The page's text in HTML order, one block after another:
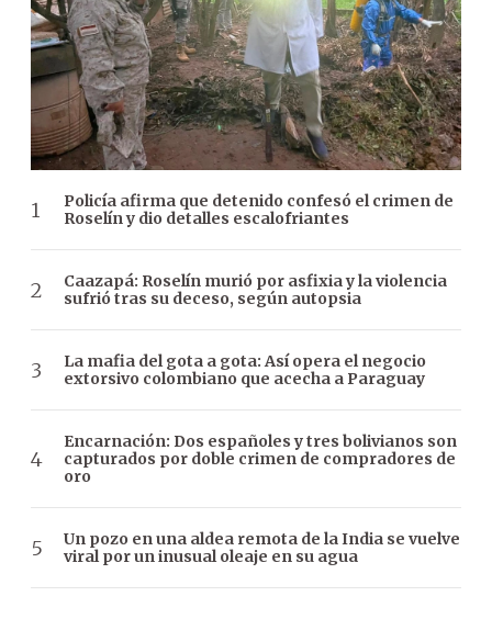
Policía afirma que detenido confesó el crimen de
Roselín y dio detalles escalofriantes
Caazapá: Roselín murió por asfixia y la violencia
sufrió tras su deceso, según autopsia
La mafia del gota a gota: Así opera el negocio
extorsivo colombiano que acecha a Paraguay
Encarnación: Dos españoles y tres bolivianos son
capturados por doble crimen de compradores de
oro
Un pozo en una aldea remota de la India se vuelve
viral por un inusual oleaje en su agua